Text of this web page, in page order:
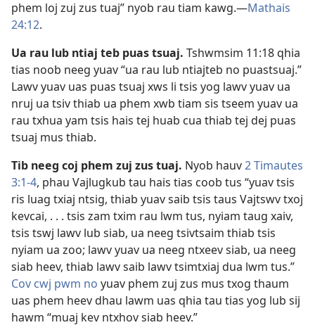
phem loj zuj zus tuaj” nyob rau tiam kawg.​—Mathais
24:12.
Ua rau lub ntiaj teb puas tsuaj. Tshwmsim 11:18qhia
tias noob neeg yuav “ua rau lub ntiajteb no puastsuaj.”
Lawv yuav uas puas tsuaj xws li tsis yog lawv yuav ua
nruj ua tsiv thiab ua phem xwb tiam sis tseem yuav ua
rau txhua yam tsis hais tej huab cua thiab tej dej puas
tsuaj mus thiab.
Tib neeg coj phem zuj zus tuaj. Nyob hauv2 Timautes
3:1-4, phau Vajlugkub tau hais tias coob tus “yuav tsis
ris luag txiaj ntsig, thiab yuav saib tsis taus Vajtswv txoj
kevcai, . . . tsis zam txim rau lwm tus, nyiam taug xaiv,
tsis tswj lawv lub siab, ua neeg tsivtsaim thiab tsis
nyiam ua zoo; lawv yuav ua neeg ntxeev siab, ua neeg
siab heev, thiab lawv saib lawv tsimtxiaj dua lwm tus.”
Cov cwj pwm no yuav phem zuj zus mus txog thaum
uas phem heev dhau lawm uas qhia tau tias yog lub sij
hawm “muaj kev ntxhov siab heev.”